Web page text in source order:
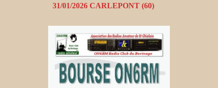
31/01/2026 CARLEPONT (60)